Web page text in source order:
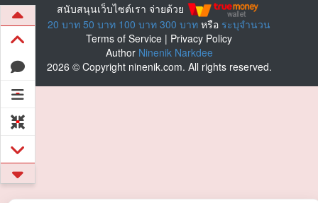
สนับสนุนเว็บไซต์เรา จ่ายด้วย
20 บาท 50 บาท 100 บาท 300 บาท หรือ ระบุจำนวน
Terms of Service | Privacy Policy
Author Ninenik Narkdee
2026 © Copyright ninenik.com. All rights reserved.